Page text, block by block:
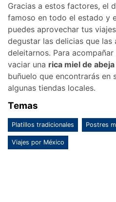
Gracias a estos factores, el
famoso en todo el estado y
puedes aprovechar tus
degustar las delicias que las
deleitarnos. Para
vaciar una rica miel de abeja
buñuelo que encontrarás en
algunas tiendas locales.
Temas
Platillos tradicionales Postres
Viajes por México